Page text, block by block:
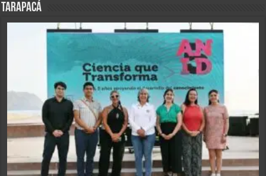
de
Tarapacá
Tarapacá